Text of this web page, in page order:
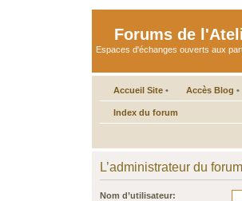
Forums de
Espaces d'échanges ouverts aux
Accueil Site • Accès Blog •
Index du forum
L’administrateur du
Nom d’utilisateur: